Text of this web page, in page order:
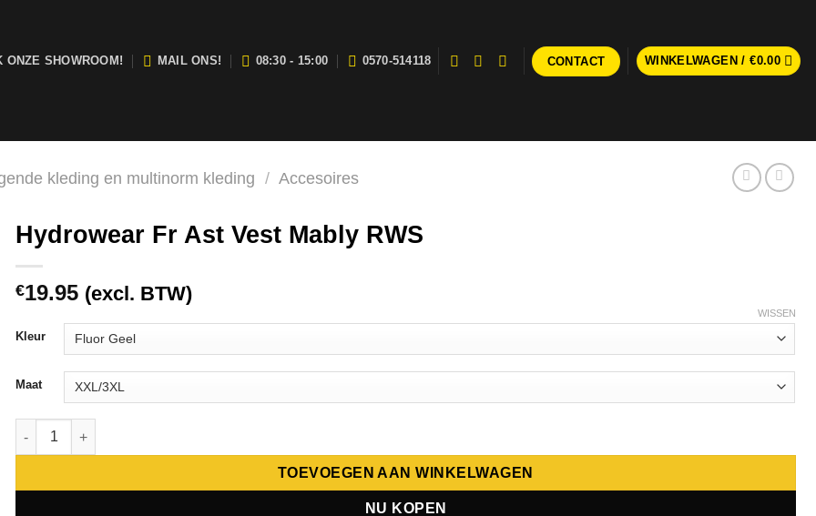
ONZE SHOWROOM! MAIL ONS! 08:30 - 15:00 0570-514118 CONTACT WINKELWAGEN /€0.00
kleding en multinorm kleding / Accesoires
Hydrowear Fr Ast Vest Mably RWS
€19.95 (excl. BTW)
Kleur
Maat
WISSEN
Hydrowear Fr Ast Vest Mably RWS aantal
TOEVOEGEN AAN WINKELWAGEN
NU KOPEN